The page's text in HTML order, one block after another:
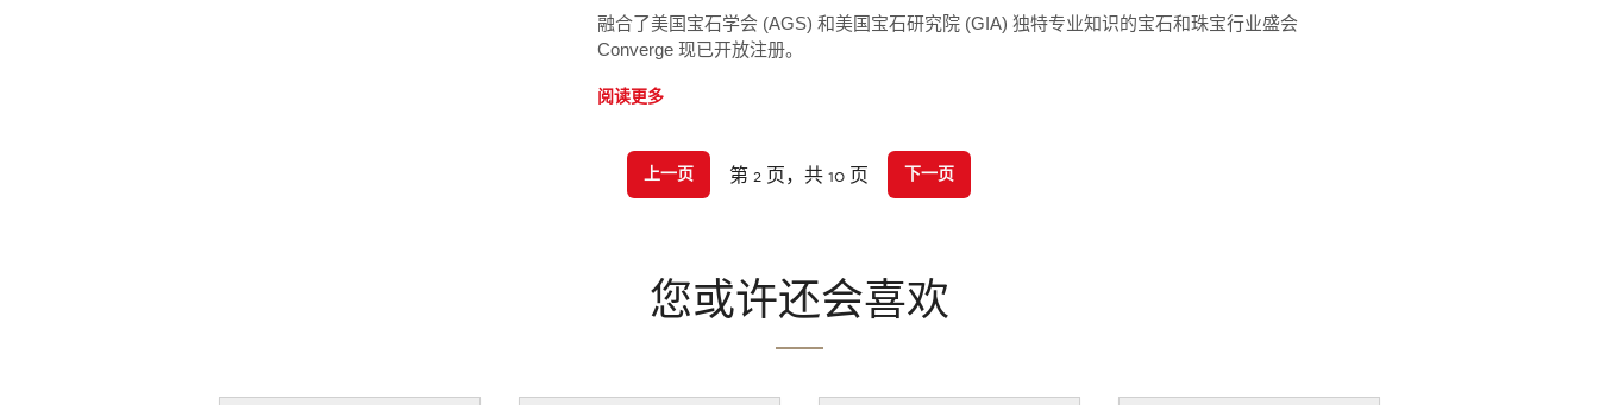
融合了美国宝石学会 (AGS) 和美国宝石研究院 (GIA) 独特专业知识的宝石和珠宝行业盛会
Converge 现已开放注册。
阅读更多
上一页 第 2 页，共 10 页 下一页
您或许还会喜欢